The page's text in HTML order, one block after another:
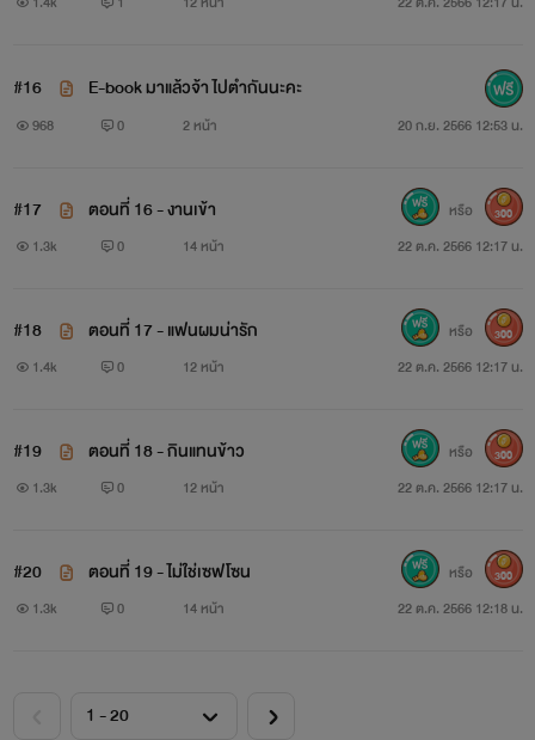
#16 E-book มาแล้วจ้า ไปตำกันนะคะ
968 0 2 หน้า 20 ก.ย. 2566 12:53 น.
#17 ตอนที่ 16 - งานเข้า
1.3k 0 14 หน้า 22 ต.ค. 2566 12:17 น.
หรือ 300
#18 ตอนที่ 17 - แฟนผมน่ารัก
1.4k 0 12 หน้า 22 ต.ค. 2566 12:17 น.
หรือ 300
#19 ตอนที่ 18 - กินแทนข้าว
1.3k 0 12 หน้า 22 ต.ค. 2566 12:17 น.
หรือ 300
#20 ตอนที่ 19 - ไม่ใช่เซฟโซน
1.3k 0 14 หน้า 22 ต.ค. 2566 12:18 น.
หรือ 300